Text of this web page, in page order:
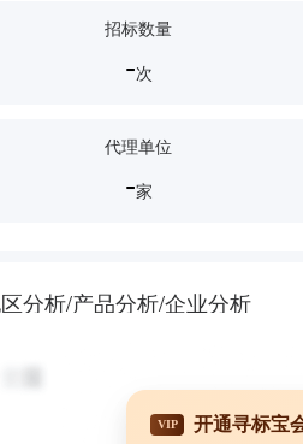
招标数量
-次
代理单位
-家
分析/产品分析/企业分析
VIP 开通寻标宝